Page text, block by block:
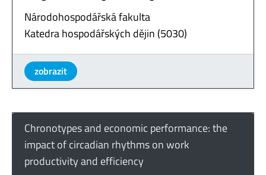
Národohospodářská fakulta
Katedra hospodářských dějin (5030)
zobrazit
Chronotypes and economic performance: the
impact of circadian rhythms on work
productivity and efficiency